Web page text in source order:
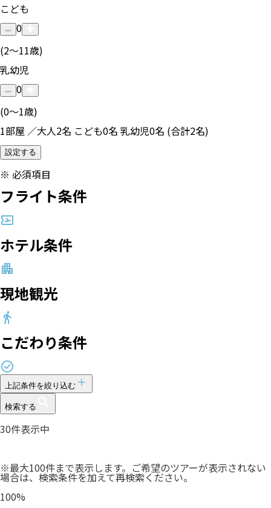
こども
0
(2〜11歳)
乳幼児
0
(0〜1歳)
1部屋 ／大人2名 こども0名 乳幼児0名 (合計2名)
設定する
※ 必須項目
フライト条件
ホテル条件
現地観光
こだわり条件
上記条件を絞り込む
検索する
30件表示中
※最大100件まで表示します。ご希望のツアーが表示されない
場合は、検索条件を加えて再検索ください。
100%